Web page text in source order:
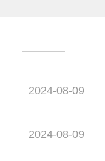
2024-08-09
2024-08-09